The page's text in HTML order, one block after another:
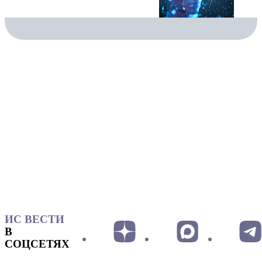
ИС ВЕСТИ
В
СОЦСЕТЯХ